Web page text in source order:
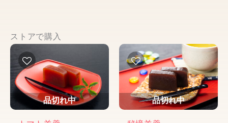
ストアで購入
品切れ中 品切れ中